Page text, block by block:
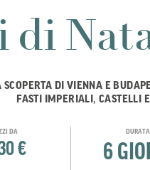
DI VIENNA E
FASTI IMPERIALI, CASTELLI
DA
€
DURATA
6